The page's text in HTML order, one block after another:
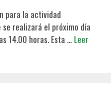
para la actividad
realizará el próximo día
14.00 horas. Esta … Leer